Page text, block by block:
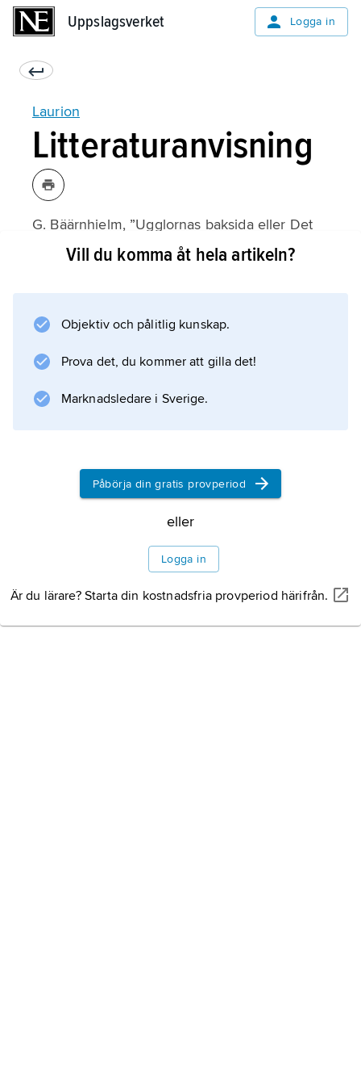
Uppslagsverket Logga in
Laurion
Litteraturanvisning
G. Bäärnhielm, ”Ugglornas baksida eller Det
athenska välståndets orsaker”,
Information om artikeln
Vill du komma åt hela artikeln?
Objektiv och pålitlig kunskap.
Prova det, du kommer att gilla det!
Marknadsledare i Sverige.
Påbörja din gratis provperiod
eller
Logga in
Är du lärare? Starta din kostnadsfria provperiod härifrån.